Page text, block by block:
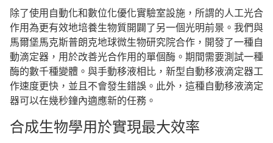
除了使用自動化和數位化優化實驗室設施，所謂的人工光合
作用為更有效地培養生物質開闢了另一個光明前景。我們與
馬爾堡馬克斯普朗克地球微生物研究院合作，開發了一種自
動滴定器，用於改善光合作用的單個酶。期間需要測試一種
酶的數千種變體。與手動移液相比，新型自動移液滴定器工
作速度更快，並且不會發生錯誤。此外，這種自動移液滴定
器可以在幾秒鐘內適應新的任務。
合成生物學用於實現最大效率